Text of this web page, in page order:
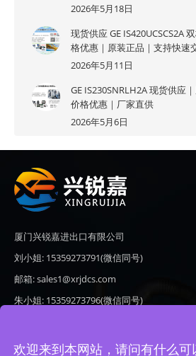
2026年5月18日
现货供应 GE IS420UCSCS2A
格优惠｜原装正品｜支持快速
2026年5月11日
GE IS230SNRLH2A 现货供应
价格优惠｜厂家直供
2026年5月6日
厦门兴锐嘉进出口有限公司
刘小姐: 15359273791(微信同号)
邮箱: sales1@xrjdcs.com
朱小姐: 15359273796(微信同号)
地址: 厦门市翔安区新澳路510号海峡现代城A
欢迎来到本网站，请问有什么可